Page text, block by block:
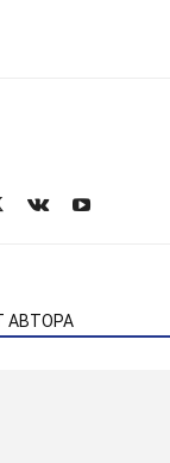
АВТОРА